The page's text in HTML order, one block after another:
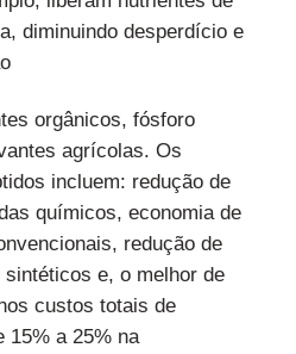
diminuindo desperdício e
orgânicos, fósforo
agrícolas. Os
incluem: redução de
químicos, economia de
redução de
e, o melhor de
custos totais de
15% a 25% na